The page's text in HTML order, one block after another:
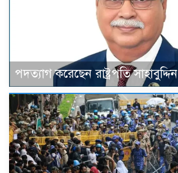
পদত্যাগ করেছেন রাষ্ট্রপতি সাহাবুদ্দিন